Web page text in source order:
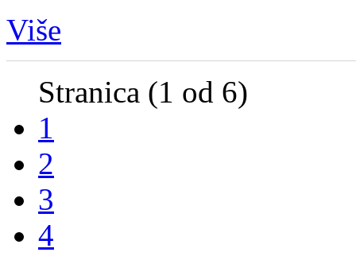
Više
Stranica (1 od 6)
1
2
3
4